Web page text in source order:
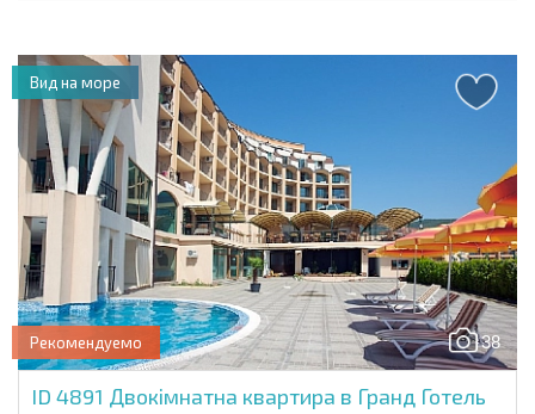
38
Рекомендуемо
ID 4891 Двокімнатна квартира в Гранд Готель
Вид на море